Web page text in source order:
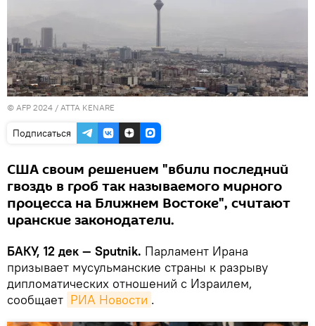
© AFP 2024 / ATTA KENARE
Подписаться
США своим решением "вбили последний
гвоздь в гроб так называемого мирного
процесса на Ближнем Востоке", считают
иранские законодатели.
БАКУ, 12 дек — Sputnik. Парламент Ирана
призывает мусульманские страны к разрыву
дипломатических отношений с Израилем,
сообщает РИА Новости .